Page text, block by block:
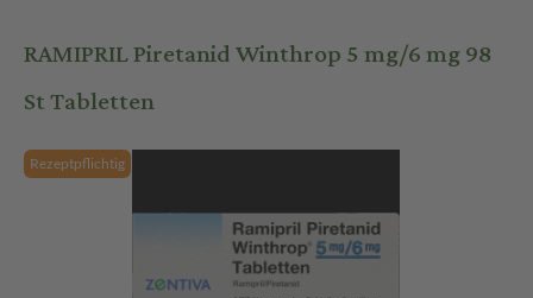
RAMIPRIL Piretanid Winthrop 5 mg/6 mg 98
St Tabletten
Rezeptpflichtig